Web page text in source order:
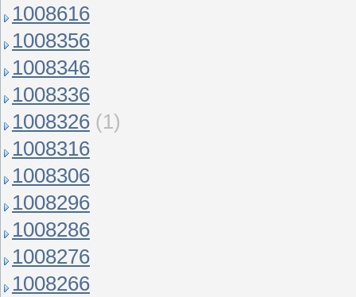
1008616
1008356
1008346
1008336
1008326 (1)
1008316
1008306
1008296
1008286
1008276
1008266